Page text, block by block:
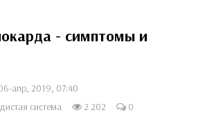
- симптомы и
апр, 2019, 07:40
система
2 202 0